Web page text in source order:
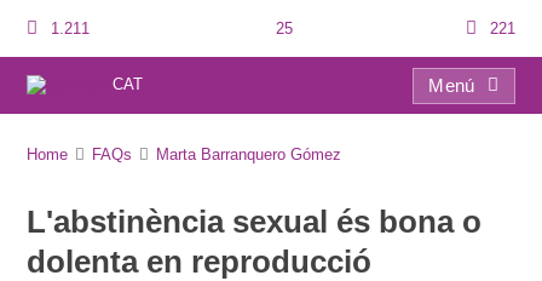
1.211 25 221
CAT
Menú
Home FAQs Marta Barranquero Gómez
L'abstinència sexual és bona o
dolenta en reproducció